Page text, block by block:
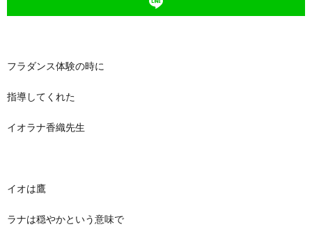
フラダンス体験の時に
指導してくれた
イオラナ香織先生
イオは鷹
ラナは穏やかという意味で